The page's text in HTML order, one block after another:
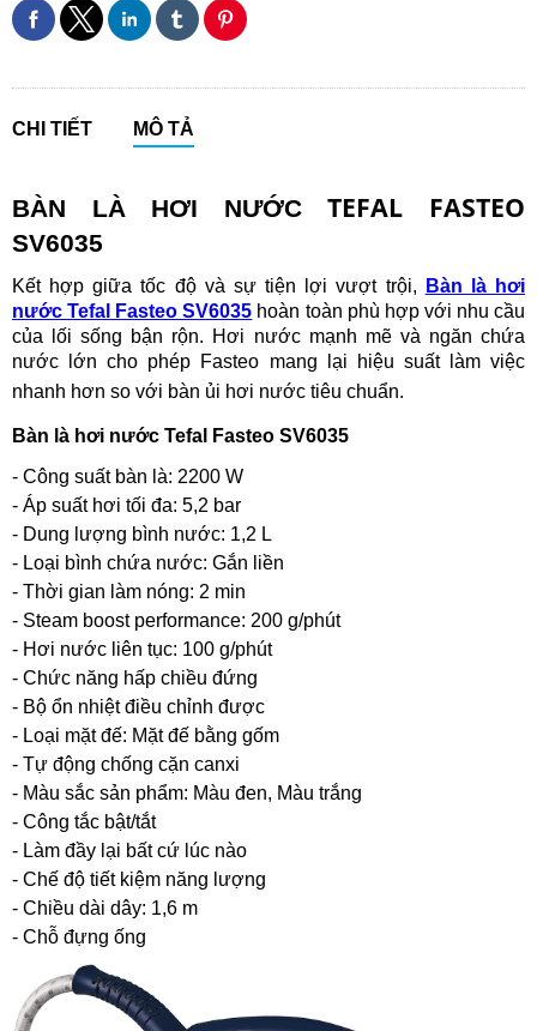
CHI TIẾT MÔ TẢ
BÀN LÀ HƠI NƯỚCTEFAL FASTEO
SV6035
Kết hợp giữa tốc độ và sự tiện lợi vượt trội,
Bàn là hơi
nước Tefal Fasteo SV6035 hoàn toàn phù hợp với nhu cầu
của lối sống bận rộn. Hơi nước mạnh mẽ và ngăn chứa
nước lớn cho phép Fasteo mang lại hiệu suất làm việc
nhanh hơn so với bàn ủi hơi nước tiêu chuẩn.
Bàn là hơi nước Tefal Fasteo SV6035
- Công suất bàn là: 2200 W
- Áp suất hơi tối đa: 5,2 bar
- Dung lượng bình nước: 1,2 L
- Loại bình chứa nước: Gắn liền
- Thời gian làm nóng: 2 min
- Steam boost performance: 200 g/phút
- Hơi nước liên tục: 100 g/phút
- Chức năng hấp chiều đứng
- Bộ ổn nhiệt điều chỉnh được
- Loại mặt đế: Mặt đế bằng gốm
- Tự động chống cặn canxi
- Màu sắc sản phẩm: Màu đen, Màu trắng
- Công tắc bật/tắt
- Làm đầy lại bất cứ lúc nào
- Chế độ tiết kiệm năng lượng
- Chiều dài dây: 1,6 m
- Chỗ đựng ống